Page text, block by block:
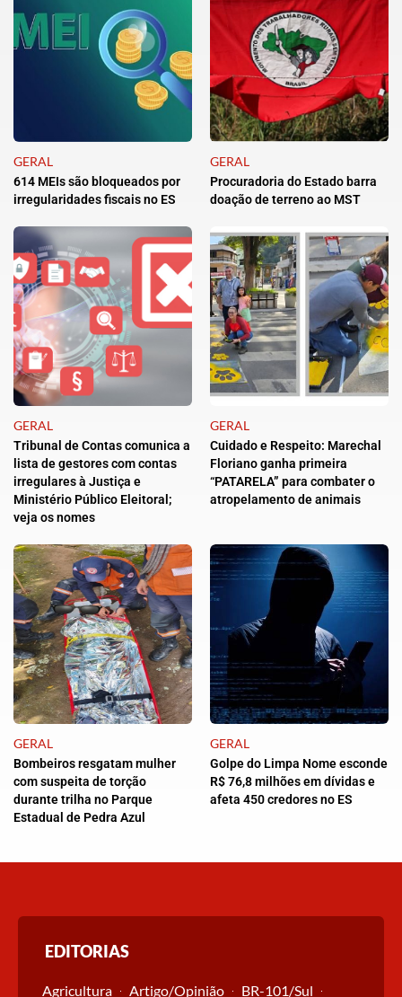
GERAL
614 MEIs são bloqueados por
irregularidades fiscais no ES
GERAL
Procuradoria do Estado barra
doação de terreno ao MST
GERAL
Tribunal de Contas comunica a
lista de gestores com contas
irregulares à Justiça e
Ministério Público Eleitoral;
veja os nomes
GERAL
Cuidado e Respeito: Marechal
Floriano ganha primeira
“PATARELA” para combater o
atropelamento de animais
GERAL
Bombeiros resgatam mulher
com suspeita de torção
durante trilha no Parque
Estadual de Pedra Azul
GERAL
Golpe do Limpa Nome esconde
R$ 76,8 milhões em dívidas e
afeta 450 credores no ES
EDITORIAS
Agricultura Artigo/Opinião
BR-101/Sul